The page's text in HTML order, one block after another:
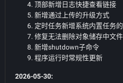
顶部新增日志快捷查看链接
新增通过上传的升级方式
定时任务新增系统内置任务
修复无法删除对象储存中文
新增shutdown子命令
程序运行时常规性更新
2026-05-30: